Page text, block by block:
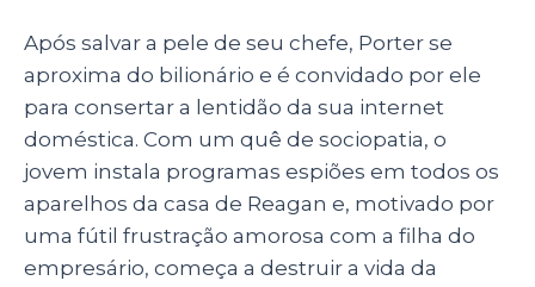
Após salvar a pele de seu chefe, Porter se
aproxima do bilionário e é convidado por ele
para consertar a lentidão da sua internet
doméstica. Com um quê de sociopatia, o
jovem instala programas espiões em todos os
aparelhos da casa de Reagan e, motivado por
uma fútil frustração amorosa com a filha do
empresário, começa a destruir a vida da